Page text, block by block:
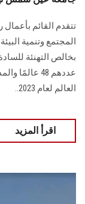
تتقدم القائم
المجتمع وتنمية
بخالص التهنئة
العالم لعام 2023..
اقرأ المزيد